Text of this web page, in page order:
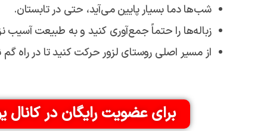
شب‌ها دما بسیار پایین می‌آید، حتی در تابستان.
زباله‌ها را حتماً جمع‌آوری کنید و به طبیعت آسیب
از مسیر اصلی روستای لزور حرکت کنید تا در راه
برای عضویت رایگان در